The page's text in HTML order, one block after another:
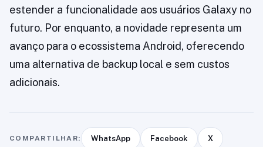
estender a funcionalidade aos usuários Galaxy no
futuro. Por enquanto, a novidade representa um
avanço para o ecossistema Android, oferecendo
uma alternativa de backup local e sem custos
adicionais.
COMPARTILHAR: WhatsApp Facebook X